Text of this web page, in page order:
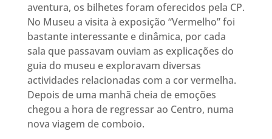
aventura, os bilhetes foram oferecidos pela CP.
No Museu a visita à exposição “Vermelho” foi
bastante interessante e dinâmica, por cada
sala que passavam ouviam as explicações do
guia do museu e exploravam diversas
actividades relacionadas com a cor vermelha.
Depois de uma manhã cheia de emoções
chegou a hora de regressar ao Centro, numa
nova viagem de comboio.